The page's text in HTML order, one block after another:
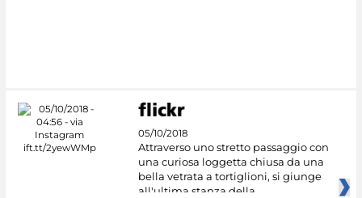
05/10/2018
Attraverso uno stretto passaggio con
una curiosa loggetta chiusa da una
bella vetrata a tortiglioni, si giunge
all'ultima stanza della